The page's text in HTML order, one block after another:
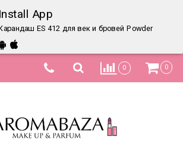
Install App
ES 412 для век и бровей Powder –
0 0